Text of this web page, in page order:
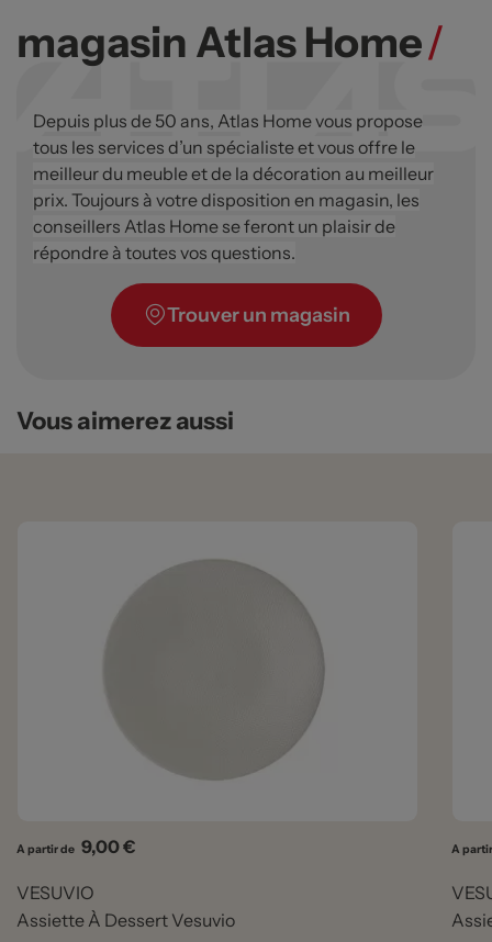
magasin Atlas Home/
Depuis plus de 50 ans, Atlas Home vous propose
tous les services d’un spécialiste et vous offre le
meilleur du meuble et de la décoration au meilleur
prix. Toujours à votre disposition en magasin, les
conseillers Atlas Home se feront un plaisir de
répondre à toutes vos questions.
Trouver un magasin
Vous aimerez aussi
A partir de Prix
9,00 €
VESUVIO
Assiette À Dessert Vesuvio
A